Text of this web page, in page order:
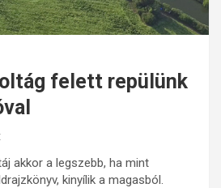
felett repülünk
akkor a legszebb, ha mint
kinyílik a magasból.